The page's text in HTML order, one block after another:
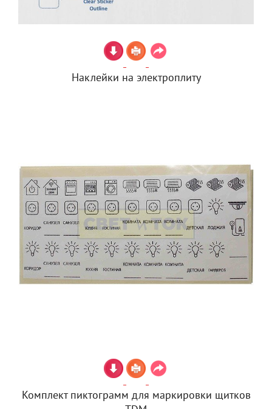
Наклейки на электроплиту
Комплект пиктограмм для маркировки щитков